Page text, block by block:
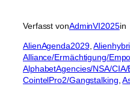
Verfasst vonAdminVI2025in
AlienAgenda2029,
Alliance/Ermächtigung/
AlphabetAgencies/NSA/CIA/
CointelPro2/Gangstalking ,